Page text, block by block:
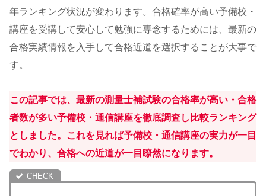
年ランキング状況が変わります。合格確率が高い予備校・
講座を受講して安心して勉強に専念するためには、最新の
合格実績情報を入手して合格近道を選択することが大事で
す。
この記事では、最新の測量士補試験の合格率が高い・合格
者数が多い予備校・通信講座を徹底調査し比較ランキング
としました。これを見れば予備校・通信講座の実力が一目
でわかり、合格への近道が一目瞭然になります。